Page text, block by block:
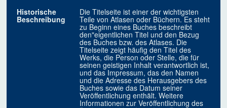
Historische
Beschreibung
Die Titelseite ist einer der wichtigsten
Teile von Atlasen oder Büchern. Es steht
zu Beginn eines Buches beschreibt
den"eigentlichen Titel und den Bezug
des Buches bzw. des Atlases. Die
Titelseite zeigt häufig den Titel des
Werks, die Person oder Stelle, die für
seinen geistigen Inhalt verantwortlich ist,
und das Impressum, das den Namen
und die Adresse des Herausgebers des
Buches sowie das Datum seiner
Veröffentlichung enthält. Weitere
Informationen zur Veröffentlichung des